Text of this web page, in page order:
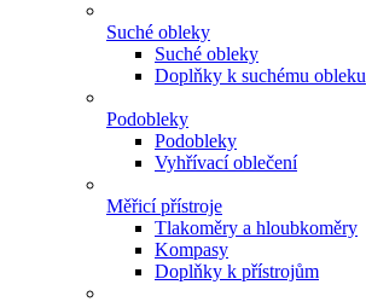
Suché obleky
Suché obleky
Doplňky k suchému obleku
Podobleky
Podobleky
Vyhřívací oblečení
Měřicí přístroje
Tlakoměry a hloubkoměry
Kompasy
Doplňky k přístrojům